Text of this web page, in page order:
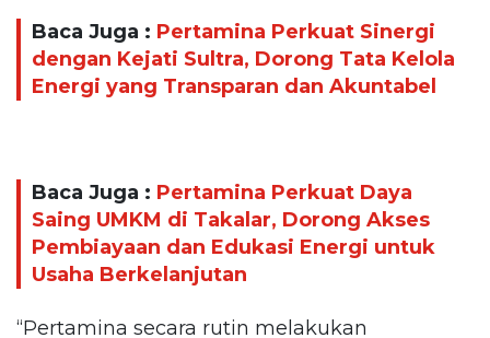
Baca Juga : Pertamina Perkuat Sinergi
dengan Kejati Sultra, Dorong Tata Kelola
Energi yang Transparan dan Akuntabel
Baca Juga : Pertamina Perkuat Daya
Saing UMKM di Takalar, Dorong Akses
Pembiayaan dan Edukasi Energi untuk
Usaha Berkelanjutan
“Pertamina secara rutin melakukan